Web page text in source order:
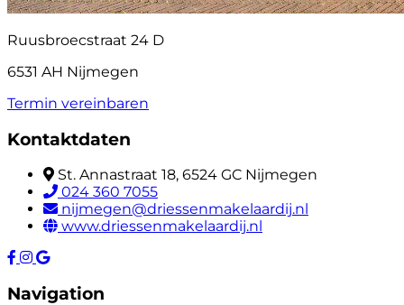
Ruusbroecstraat 24 D
6531 AH Nijmegen
Termin vereinbaren
Kontaktdaten
St. Annastraat 18, 6524 GC Nijmegen
024 360 7055
nijmegen@driessenmakelaardij.nl
www.driessenmakelaardij.nl
Navigation